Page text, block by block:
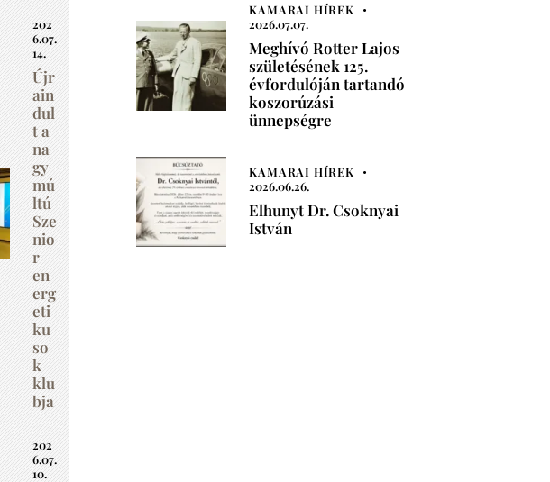
202
6.07.
14.
Újr
ain
dul
t a
na
gy
mú
ltú
Sze
nio
r
en
erg
eti
ku
so
k
klu
bja
202
6.07.
10.
KAMARAI HÍREK
2026.07.07.
Meghívó Rotter Lajos
születésének 125.
évfordulóján tartandó
koszorúzási
ünnepségre
KAMARAI HÍREK
2026.06.26.
Elhunyt Dr. Csoknyai
István